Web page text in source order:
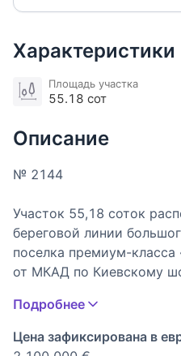
Характеристики
Площадь участка
55.18 сот
Описание
№ 2144
Участок 55,18 соток
береговой линии
поселка премиум-
от МКАД по Киевскому
административный
деревня Каменка.
Подробнее
Цена зафиксирована в